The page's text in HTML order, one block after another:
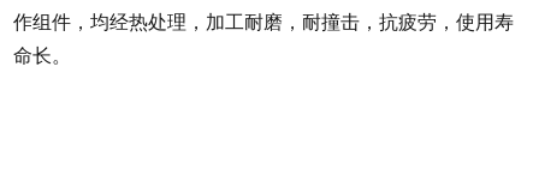
作组件，均经热处理，加工耐磨，耐撞击，抗疲劳，使用寿
命长。